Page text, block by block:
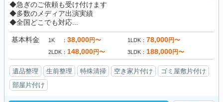
◆急ぎのご依頼も受け付けます
◆多数のメディア出演実績
◆全国どこでも対応...
基本料金 1K 38,000円〜 1LDK 78,000円〜
2LDK 148,000円〜 3LDK 188,000円〜
遺品整理 生前整理 特殊清掃 空き家片付け
ゴミ屋敷片付け
部屋片付け